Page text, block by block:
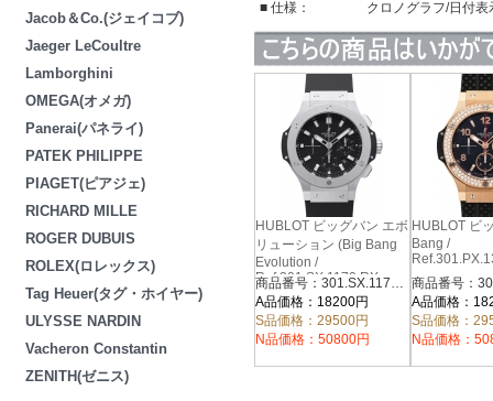
Jacob＆Co.(ジェイコブ)
Jaeger LeCoultre
Lamborghini
OMEGA(オメガ)
Panerai(パネライ)
PATEK PHILIPPE
PIAGET(ピアジェ)
RICHARD MILLE
ROGER DUBUIS
ROLEX(ロレックス)
Tag Heuer(タグ・ホイヤー)
ULYSSE NARDIN
Vacheron Constantin
ZENITH(ゼニス)
■ 仕様： クロノグラフ/日付表
HUBLOT ビッグバン エボ
リューション (Big Bang
Evolution /
Ref.301.SX.1170.RX
商品番号：301.SX.1170.RX
A品価格：18200円
S品価格：29500円
N品価格：50800円
HUBLOT ビ
Bang /
A品価格：
S品価格：
N品価格：